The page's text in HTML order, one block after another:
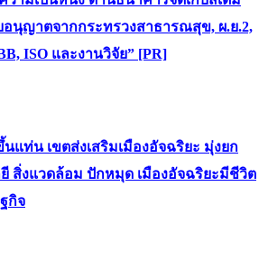
อนุญาตจากกระทรวงสาธารณสุข, ผ.ย.2,
ISO และงานวิจัย” [PR]
แท่น เขตส่งเสริมเมืองอัจฉริยะ มุ่งยก
สิ่งแวดล้อม ปักหมุด เมืองอัจฉริยะมีชีวิต
กิจ